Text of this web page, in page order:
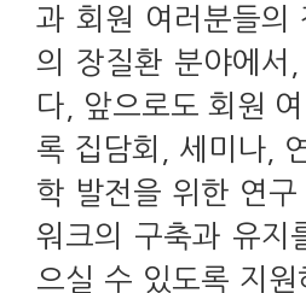
과 회원 여러분들의
의 장질환 분야에서
다, 앞으로도 회원
록 집담회, 세미나,
학 발전을 위한 연
워크의 구축과 유지
으실 수 있도록 지